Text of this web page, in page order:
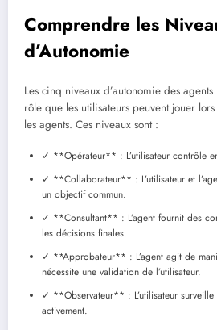
Comprendre les
d’Autonomie
Les cinq niveaux d’autonomie des
rôle que les utilisateurs peuvent jouer
les agents. Ces niveaux sont :
✓ **Opérateur** : L’utilisateur contrôle
✓ **Collaborateur** : L’utilisateur et
un objectif commun.
✓ **Consultant** : L’agent fournit des
les décisions finales.
✓ **Approbateur** : L’agent agit de
nécessite une validation de l’utilisateur.
✓ **Observateur** : L’utilisateur surveille
activement.